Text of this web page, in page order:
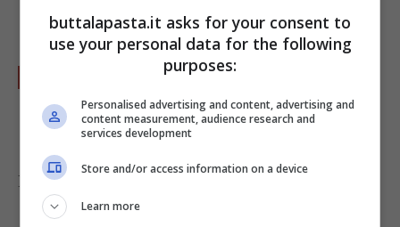
portata.
Irrorate le fette di avocado con la salsa e
portate in tavola questa fresca insalata.
Foto di
buttalapasta.it asks for your consent to
use your personal data for the following
purposes:
Personalised advertising and content, advertising and
content measurement, audience research and
services development
Store and/or access information on a device
Learn more